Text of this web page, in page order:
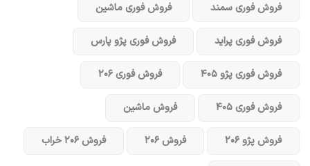
فروش فوری سمند فروش فوری ماشین
فروش فوری پراید فروش فوری پژو پارس
فروش فوری پژو ۴۰۵ فروش فوری ۲۰۶
فروش فوری ۴۰۵ فروش ماشین
فروش پژو ۲۰۶ فروش ۲۰۶ فروش ۲۰۶ خراب